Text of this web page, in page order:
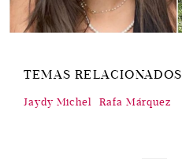
TEMAS RELACIONADOS
Jaydy Michel Rafa Márquez